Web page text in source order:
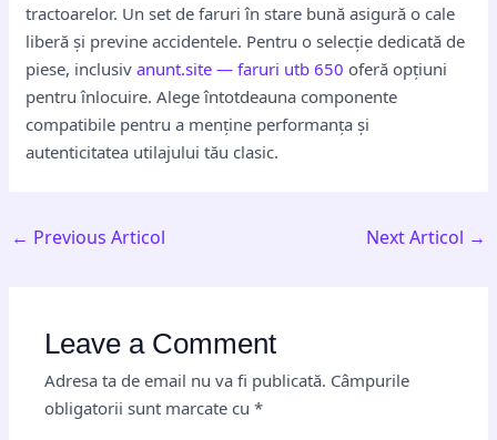
tractoarelor. Un set de faruri în stare bună asigură o cale
liberă și previne accidentele. Pentru o selecție dedicată de
piese, inclusivanunt.site — faruri utb 650 oferă opțiuni
pentru înlocuire. Alege întotdeauna componente
compatibile pentru a menține performanța și
autenticitatea utilajului tău clasic.
← Previous Articol Next Articol →
Leave a Comment
Adresa ta de email nu va fi publicată. Câmpurile
obligatorii sunt marcate cu*